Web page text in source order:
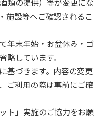
類の提供）等が変更にな
施設等へご確認されるこ
年末年始・お盆休み・ゴ
略しています。
基づきます。内容の変更
ご利用の際は事前にご確
ト」実施のご協力をお願